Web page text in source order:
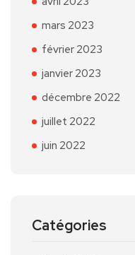
mars 2023
février 2023
janvier 2023
décembre 2022
juillet 2022
juin 2022
Catégories